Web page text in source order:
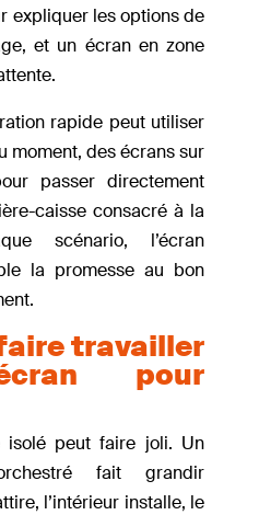
expliquer les options de
et un écran en zone
rapide peut utiliser
moment, des écrans sur
passer directement
caisse consacré à la
scénario, l’écran
la promesse au bon
travailler
pour
isolé peut faire joli. Un
fait grandir
l’intérieur installe, le